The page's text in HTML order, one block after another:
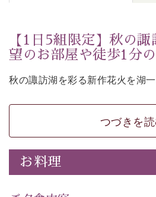
【1日5組限定】秋の
望のお部屋や徒歩1分
秋の諏訪湖を彩る新作花火を湖
外からご覧いただけるプランで
全国屈指の煙火師達が5日間に
作花火チャレンジカップ2026」。
若手煙火師達の斬新なアイデア
つづきを
お料理